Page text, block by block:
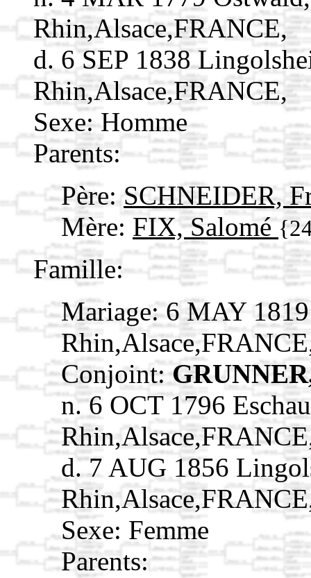
Rhin,Alsace,FRANCE,
d. 6 SEP 1838
Rhin,Alsace,FRANCE,
Sexe: Homme
Parents:
Père:SCHNEIDER,
Mère: FIX, Salomé
Famille:
Mariage: 6 MAY
Conjoint:
n. 6 OCT 1796
d. 7 AUG 1856
Sexe: Femme
Parents: